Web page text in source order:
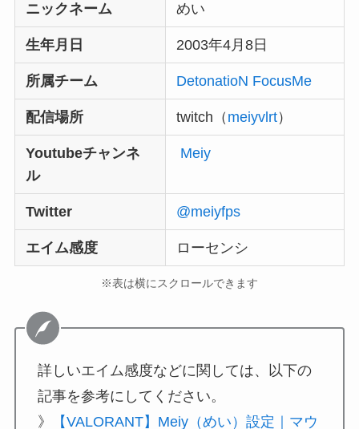
ニックネーム めい
生年月日 2003年4月8日
所属チーム DetonatioN FocusMe
配信場所 twitch（ meiyvlrt）
Youtubeチャンネ
ル
Meiy
Twitter @meiyfps
エイム感度 ローセンシ
※表は横にスクロールできます
詳しいエイム感度などに関しては、以下の
記事を参考にしてください。
》
【VALORANT】Meiy（めい）設定｜マウ